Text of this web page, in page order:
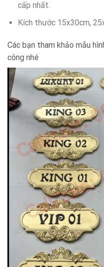
cấp nhất.
Kích thước 15x30cm,
Các bạn tham khảo mẫu
công nhé